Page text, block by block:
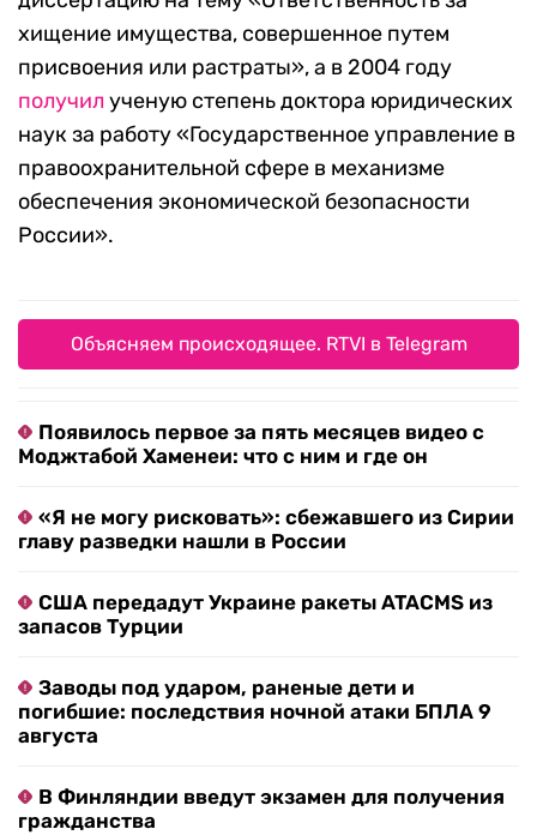
хищение имущества, совершенное путем
присвоения или растраты», а в 2004 году
получил ученую степень доктора юридических
наук за работу «Государственное управление в
правоохранительной сфере в механизме
обеспечения экономической безопасности
России».
Объясняем происходящее. RTVI в Telegram
Появилось первое за пять месяцев видео с
Моджтабой Хаменеи: что с ним и где он
«Я не могу рисковать»: сбежавшего из Сирии
главу разведки нашли в России
США передадут Украине ракеты ATACMS из
запасов Турции
Заводы под ударом, раненые дети и
погибшие: последствия ночной атаки БПЛА 9
августа
В Финляндии введут экзамен для получения
гражданства